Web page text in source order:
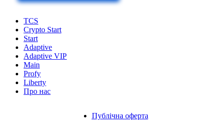
TCS
Crypto Start
Start
Adaptive
Adaptive VIP
Main
Profy
Liberty
Про нас
Публічна оферта